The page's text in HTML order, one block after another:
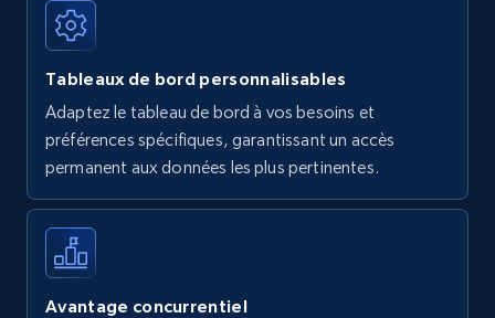
Tableaux de bord personnalisables
Adaptez le tableau de bord à vos besoins et
préférences spécifiques, garantissant un accès
permanent aux données les plus pertinentes.
Avantage concurrentiel